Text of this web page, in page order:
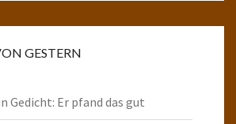
GESTERN
Gedicht: Er pfand das gut